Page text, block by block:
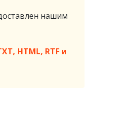
нашим
HTML, RTF и